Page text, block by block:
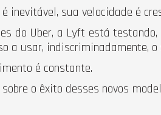
inevitável, sua velocidade é
do Uber, a Lyft está
a usar, indiscriminadamente,
é constante.
o êxito desses novos